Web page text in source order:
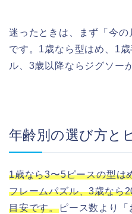
迷ったときは、まず「今
です。1歳なら型はめ、1
ル、3歳以降ならジグソー
年齢別の選び方と
1歳なら3〜5ピースの型は
フレームパズル、3歳なら
目安です。ピース数より